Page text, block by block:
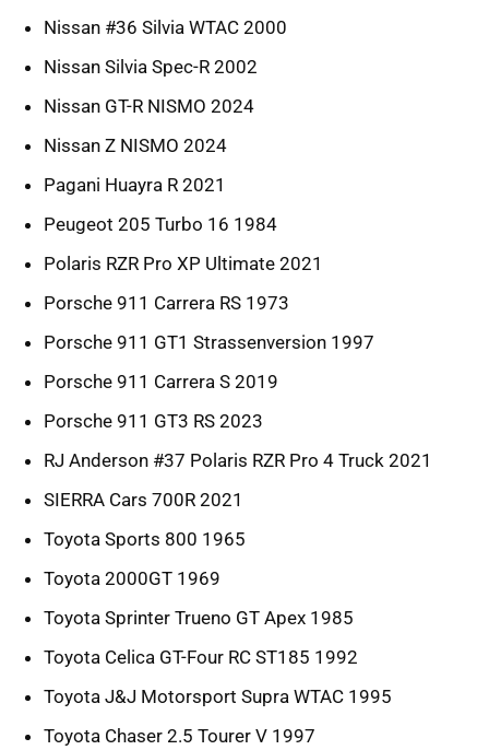
Nissan #36 Silvia WTAC 2000
Nissan Silvia Spec-R 2002
Nissan GT-R NISMO 2024
Nissan Z NISMO 2024
Pagani Huayra R 2021
Peugeot 205 Turbo 16 1984
Polaris RZR Pro XP Ultimate 2021
Porsche 911 Carrera RS 1973
Porsche 911 GT1 Strassenversion 1997
Porsche 911 Carrera S 2019
Porsche 911 GT3 RS 2023
RJ Anderson #37 Polaris RZR Pro 4 Truck 2021
SIERRA Cars 700R 2021
Toyota Sports 800 1965
Toyota 2000GT 1969
Toyota Sprinter Trueno GT Apex 1985
Toyota Celica GT-Four RC ST185 1992
Toyota J&J Motorsport Supra WTAC 1995
Toyota Chaser 2.5 Tourer V 1997